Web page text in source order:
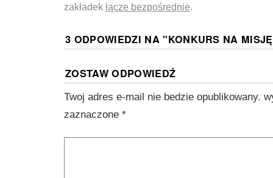
zakładek łącze bezpośrednie.
3 ODPOWIEDZI NA "KONKURS NA
ZOSTAW ODPOWIEDŹ
Twoj adres e-mail nie bedzie opublikowany.
zaznaczone *